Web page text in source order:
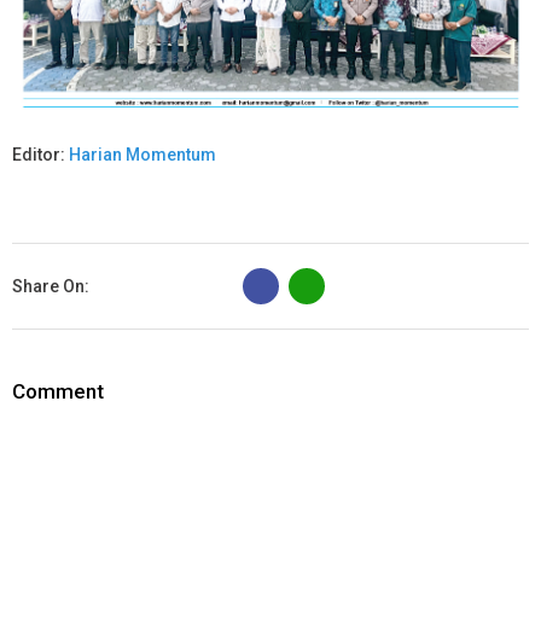
Editor: Harian Momentum
Share On:
B
Comment